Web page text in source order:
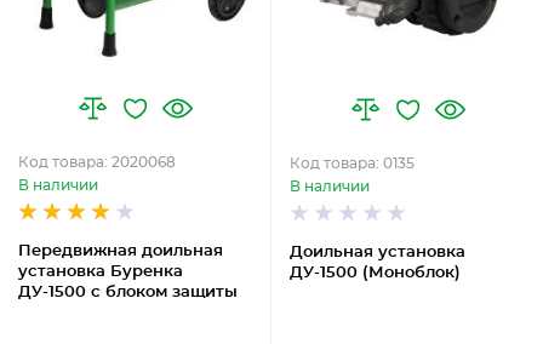
Передвижная доильная
установка Буренка
ДУ-1500 с блоком защиты
Код товара: 2020068
В наличии
Доильная установка
ДУ-1500 (Моноблок)
Код товара: 0135
В наличии